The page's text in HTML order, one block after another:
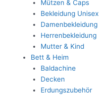
Mützen & Caps
Bekleidung Unisex
Damenbekleidung
Herrenbekleidung
Mutter & Kind
Bett & Heim
Baldachine
Decken
Erdungszubehör